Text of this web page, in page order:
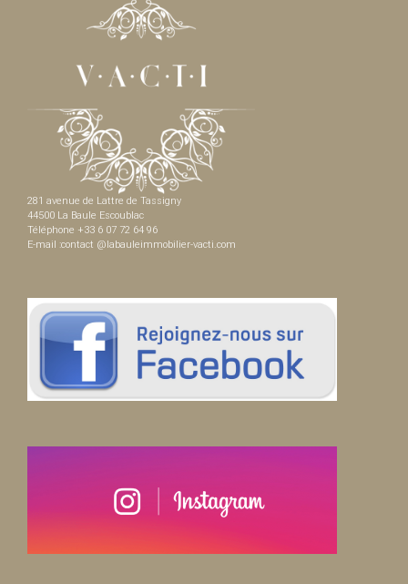
281 avenue de Lattre de Tassigny
44500 La Baule Escoublac
Téléphone +33 6 07 72 64 96
E-mail :contact @labauleimmobilier-vacti.com